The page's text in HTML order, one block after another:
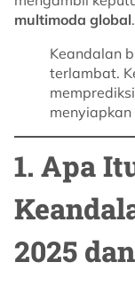
multimoda global.
Keandalan
terlambat.
1. Apa
2025